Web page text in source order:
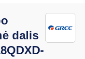
dalis